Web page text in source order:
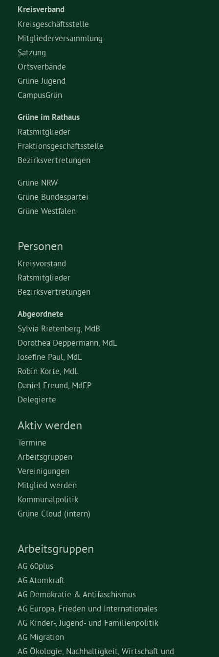
Kreisverband
Kreisgeschäftsstelle
Mitgliederversammlung
Satzung
Ortsverbände
Grüne Jugend
CampusGrün
Grüne im Rathaus
Ratsmitglieder
Fraktionsgeschäftsstelle
Bezirksvertretungen
Grüne NRW
Grüne Bundespartei
Grüne Westfalen
Personen
Kreisvorstand
Ratsmitglieder
Bezirksvertretungen
Abgeordnete
Sylvia Rietenberg, MdB
Dorothea Deppermann, MdL
Josefine Paul, MdL
Robin Korte, MdL
Daniel Freund, MdEP
Delegierte
Aktiv werden
Termine
Arbeitsgruppen
Vereinigungen
Mitglied werden
Kommunalpolitik
Grüne Cloud (intern)
Arbeitsgruppen
AG 60plus
AG Atomkraft
AG Demokratie & Antifaschismus
AG Europa, Frieden und Internationales
AG Kinder-, Jugend- und Familienpolitik
AG Migration
AG Ökologie, Nachhaltigkeit, Wirtschaft und